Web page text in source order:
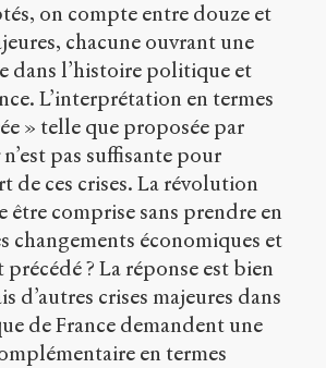
on compte entre douze et
chacune ouvrant une
dans l’histoire politique et
L’interprétation en termes
» telle que proposée par
n’est pas suffisante pour
de ces crises. La révolution
être comprise sans prendre en
changements économiques et
? La réponse est bien
d’autres crises majeures dans
de France demandent une
en termes